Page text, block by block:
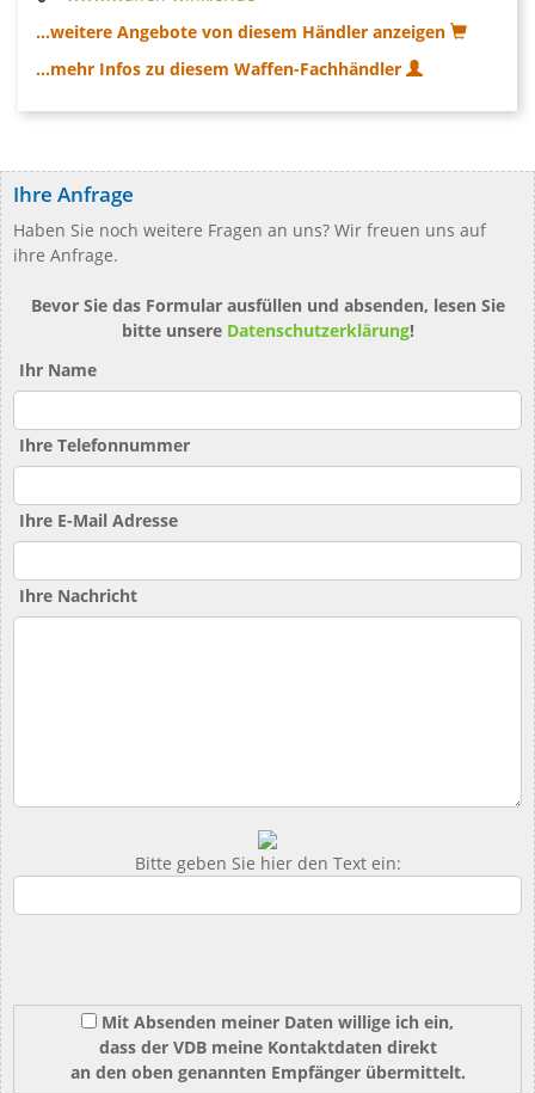
...weitere Angebote von diesem Händler anzeigen
...mehr Infos zu diesem Waffen-Fachhändler
Ihre Anfrage
Haben Sie noch weitere Fragen an uns? Wir freuen uns auf
ihre Anfrage.
Bevor Sie das Formular ausfüllen und absenden, lesen Sie
bitte unsere Datenschutzerklärung!
Ihr Name
Ihre Telefonnummer
Ihre E-Mail Adresse
Ihre Nachricht
Bitte geben Sie hier den Text ein:
Mit Absenden meiner Daten willige ich ein,
dass der VDB meine Kontaktdaten direkt
an den oben genannten Empfänger übermittelt.